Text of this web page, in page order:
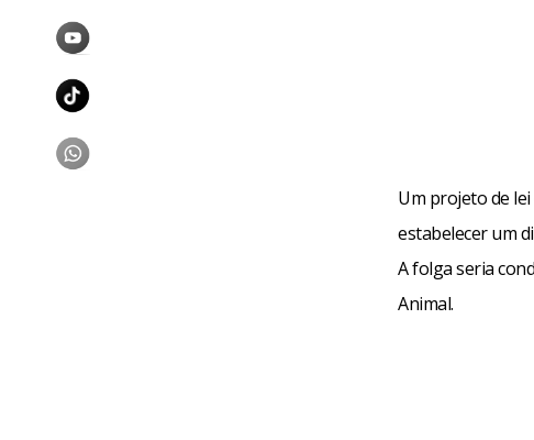
Um projeto de
estabelecer um
A folga seria
Animal.